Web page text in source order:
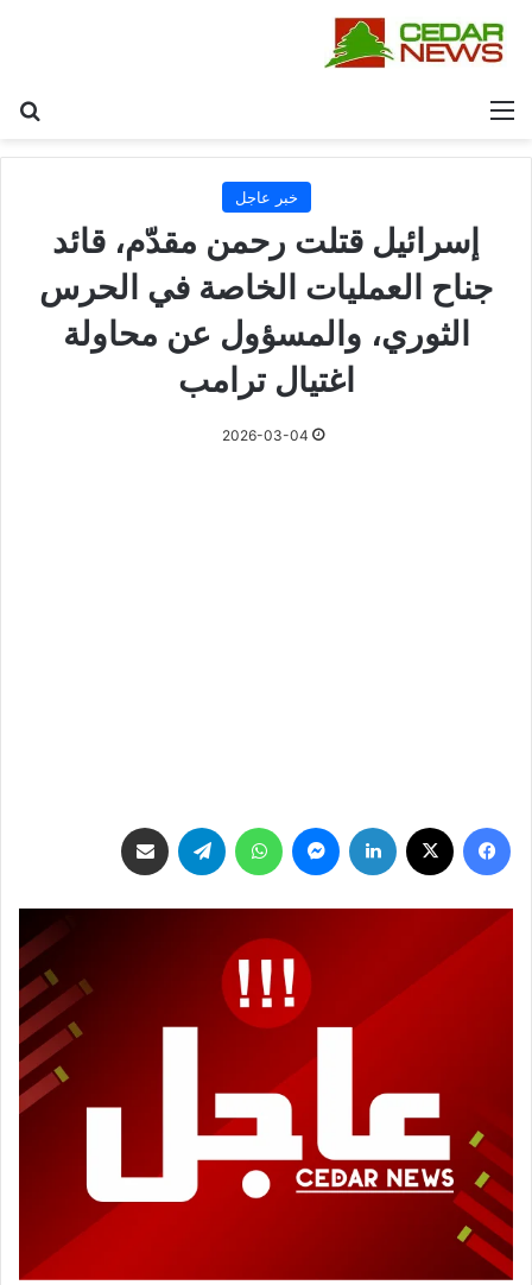
القائمة
خبر عاجل
إسرائيل قتلت رحمن مقدّم، قائد
جناح العمليات الخاصة في الحرس
الثوري، والمسؤول عن محاولة
اغتيال ترامب
2026-03-04
فيسبوك لينكدإن ماسنجر واتساب تيلقرام